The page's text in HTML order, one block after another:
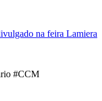
na feira Lamiera
#CCM